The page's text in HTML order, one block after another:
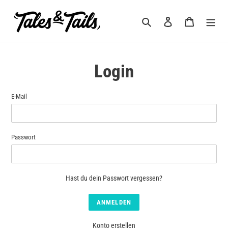
Suchen Einloggen Warenkorb
Login
E-Mail
Passwort
Hast du dein Passwort vergessen?
Konto erstellen